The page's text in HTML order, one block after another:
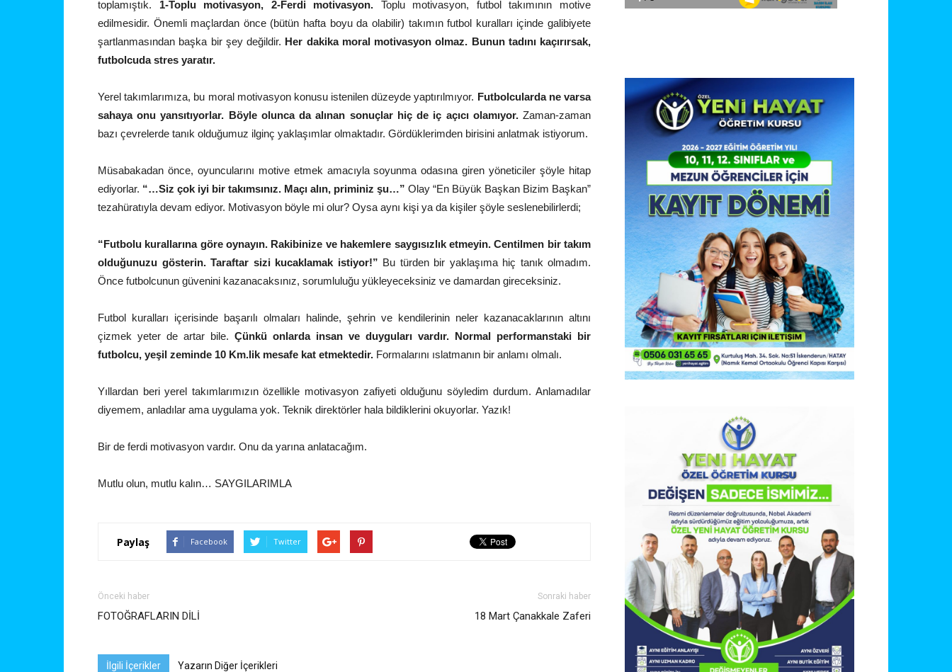
toplamıştık. 1-Toplu motivasyon, 2-Ferdi motivasyon. Toplu motivasyon, futbol takımının motive
edilmesidir. Önemli maçlardan önce (bütün hafta boyu da olabilir) takımın futbol kuralları içinde galibiyete
şartlanmasından başka bir şey değildir. Her dakika moral motivasyon olmaz. Bunun tadını kaçırırsak,
futbolcuda stres yaratır.
Yerel takımlarımıza, bu moral motivasyon konusu istenilen düzeyde yaptırılmıyor. Futbolcularda ne varsa
sahaya onu yansıtıyorlar. Böyle olunca da alınan sonuçlar hiç de iç açıcı olamıyor. Zaman-zaman
bazı çevrelerde tanık olduğumuz ilginç yaklaşımlar olmaktadır. Gördüklerimden birisini anlatmak istiyorum.
Müsabakadan önce, oyuncularını motive etmek amacıyla soyunma odasına giren yöneticiler şöyle hitap
ediyorlar. “…Siz çok iyi bir takımsınız. Maçı alın, priminiz şu…” Olay “En Büyük Başkan Bizim Başkan”
tezahüratıyla devam ediyor. Motivasyon böyle mi olur? Oysa aynı kişi ya da kişiler şöyle seslenebilirlerdi;
“Futbolu kurallarına göre oynayın. Rakibinize ve hakemlere saygısızlık etmeyin. Centilmen bir takım
olduğunuzu gösterin. Taraftar sizi kucaklamak istiyor!” Bu türden bir yaklaşıma hiç tanık olmadım.
Önce futbolcunun güvenini kazanacaksınız, sorumluluğu yükleyeceksiniz ve damardan gireceksiniz.
Futbol kuralları içerisinde başarılı olmaları halinde, şehrin ve kendilerinin neler kazanacaklarının altını
çizmek yeter de artar bile. Çünkü onlarda insan ve duyguları vardır. Normal performanstaki bir
futbolcu, yeşil zeminde 10 Km.lik mesafe kat etmektedir. Formalarını ıslatmanın bir anlamı olmalı.
Yıllardan beri yerel takımlarımızın özellikle motivasyon zafiyeti olduğunu söyledim durdum. Anlamadılar
diyemem, anladılar ama uygulama yok. Teknik direktörler hala bildiklerini okuyorlar. Yazık!
Bir de ferdi motivasyon vardır. Onu da yarına anlatacağım.
Mutlu olun, mutlu kalın… SAYGILARIMLA
Paylaş Facebook Twitter
Önceki haber
FOTOĞRAFLARIN DİLİ
Sonraki haber
18 Mart Çanakkale Zaferi
İlgili İçerikler Yazarın Diğer İçerikleri